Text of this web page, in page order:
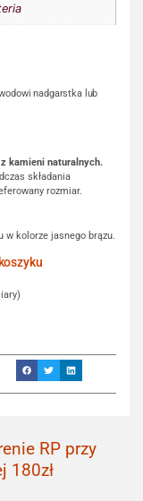
nadgarstka lub
kamieni naturalnych.
składania
rozmiar.
w kolorze jasnego brązu.
RP przy
180zł